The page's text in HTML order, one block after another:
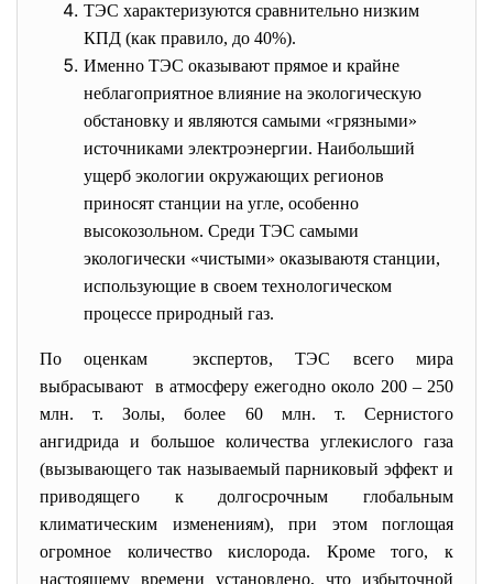
ТЭС характеризуются сравнительно низким
КПД (как правило, до 40%).
Именно ТЭС оказывают прямое и крайне
неблагоприятное влияние на экологическую
обстановку и являются самыми «грязными»
источниками электроэнергии. Наибольший
ущерб экологии окружающих регионов
приносят станции на угле, особенно
высокозольном. Среди ТЭС самыми
экологически «чистыми» оказываютя станции,
использующие в своем технологическом
процессе природный газ.
По оценкам экспертов, ТЭС всего мира
выбрасывают в атмосферу ежегодно около 200 – 250
млн. т. Золы, более 60 млн. т. Сернистого
ангидрида и большое количества углекислого газа
(вызывающего так называемый парниковый эффект и
приводящего к долгосрочным глобальным
климатическим изменениям), при этом поглощая
огромное количество кислорода. Кроме того, к
настоящему времени установлено, что избыточной